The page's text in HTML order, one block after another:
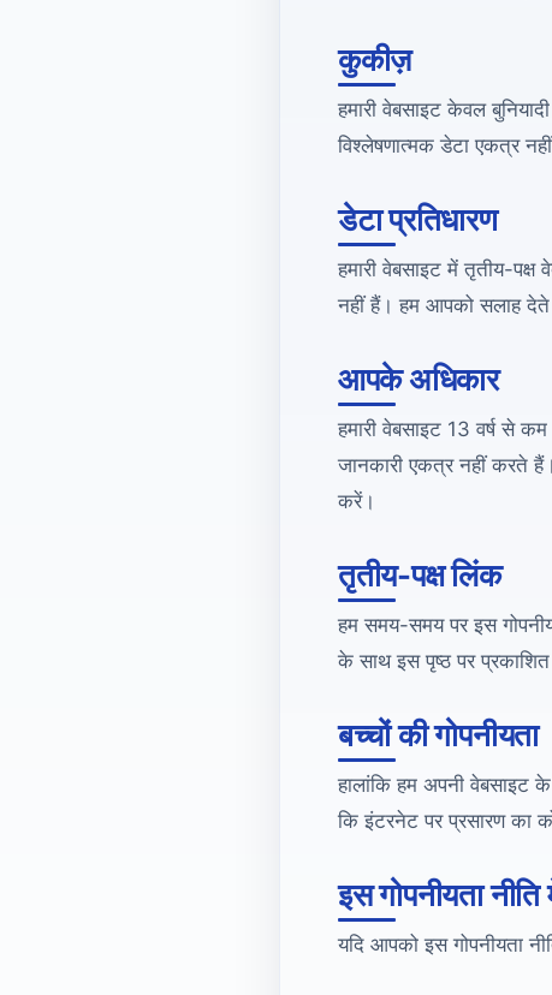
कुकीज़
हमारी वेबसाइट केवल
विश्लेषणात्मक डेटा एकत्र
डेटा प्रतिधारण
हमारी वेबसाइट में तृतीय-
नहीं हैं। हम आपको सलाह देते
आपके अधिकार
हमारी वेबसाइट 13 वर्ष से
जानकारी एकत्र नहीं करते
करें।
तृतीय-पक्ष लिंक
हम समय-समय पर इस
के साथ इस पृष्ठ पर
बच्चों की गोपनीयता
हालांकि हम अपनी वेबसाइट
कि इंटरनेट पर प्रसारण का
इस गोपनीयता नीति
यदि आपको इस गोपनीयता